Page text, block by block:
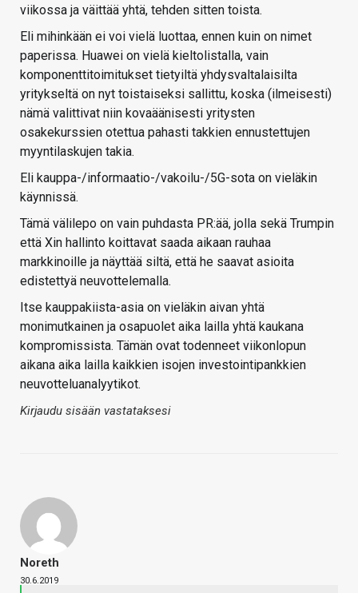
viikossa ja väittää yhtä, tehden sitten toista.
Eli mihinkään ei voi vielä luottaa, ennen kuin on nimet
paperissa. Huawei on vielä kieltolistalla, vain
komponenttitoimitukset tietyiltä yhdysvaltalaisilta
yritykseltä on nyt toistaiseksi sallittu, koska (ilmeisesti)
nämä valittivat niin kovaäänisesti yritysten
osakekurssien otettua pahasti takkien ennustettujen
myyntilaskujen takia.
Eli kauppa-/informaatio-/vakoilu-/5G-sota on vieläkin
käynnissä.
Tämä välilepo on vain puhdasta PR:ää, jolla sekä Trumpin
että Xin hallinto koittavat saada aikaan rauhaa
markkinoille ja näyttää siltä, että he saavat asioita
edistettyä neuvottelemalla.
Itse kauppakiista-asia on vieläkin aivan yhtä
monimutkainen ja osapuolet aika lailla yhtä kaukana
kompromissista. Tämän ovat todenneet viikonlopun
aikana aika lailla kaikkien isojen investointipankkien
neuvotteluanalyytikot.
Kirjaudu sisään vastataksesi
Noreth
30.6.2019